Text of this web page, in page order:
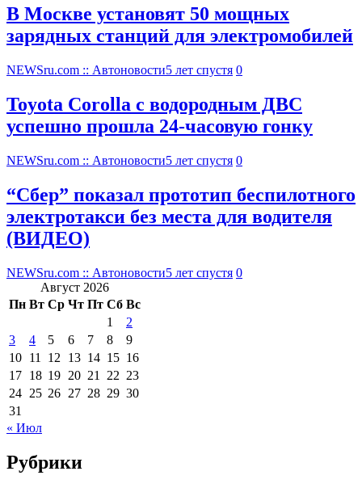
В Москве установят 50 мощных
зарядных станций для электромобилей
NEWSru.com :: Автоновости5 лет спустя 0
Toyota Corolla с водородным ДВС
успешно прошла 24-часовую гонку
NEWSru.com :: Автоновости5 лет спустя 0
“Сбер” показал прототип беспилотного
электротакси без места для водителя
(ВИДЕО)
NEWSru.com :: Автоновости5 лет спустя 0
Август 2026
Пн Вт Ср Чт Пт Сб Вс
1
2
3
4 5 6 7 8
9
10 11 12 13 14 15 16
17 18 19 20 21 22 23
24 25 26 27 28 29 30
31
« Июл
Рубрики